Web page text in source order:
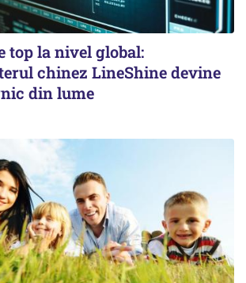
top la nivel global:
chinez LineShine devine
din lume